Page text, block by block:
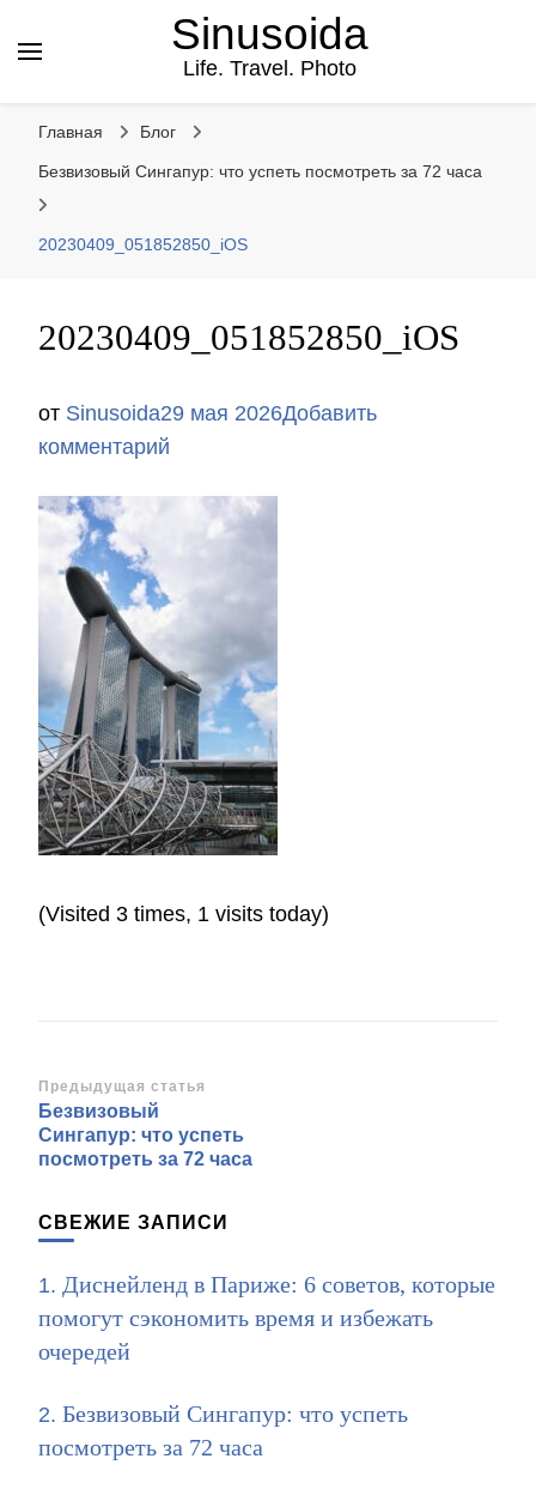
Sinusoida
Life. Travel. Photo
Главная Блог
Безвизовый Сингапур: что успеть посмотреть за 72 часа
20230409_051852850_iOS
20230409_051852850_iOS
от Sinusoida29 мая 2026Добавить
комментарий
20230409_051852850_iOS
(Visited 3 times, 1 visits today)
Навигация
по
записям
Предыдущая статья
Безвизовый
Сингапур: что успеть
посмотреть за 72 часа
СВЕЖИЕ ЗАПИСИ
Диснейленд в Париже: 6 советов, которые
помогут сэкономить время и избежать
очередей
Безвизовый Сингапур: что успеть
посмотреть за 72 часа